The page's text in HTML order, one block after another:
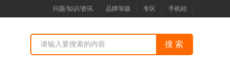
问题/知识/资讯 品牌等级 专区 手机站